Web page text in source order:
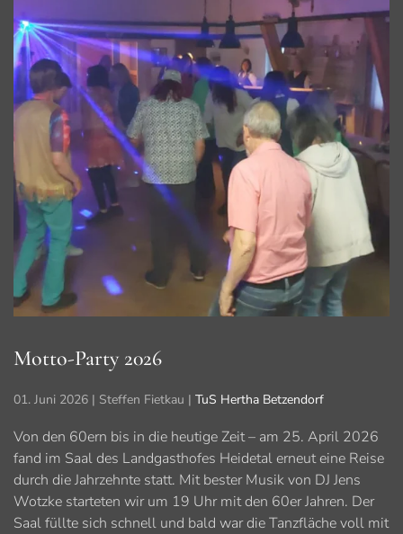
Motto-Party 2026
01. Juni 2026 | Steffen Fietkau | TuS Hertha Betzendorf
Von den 60ern bis in die heutige Zeit – am 25. April 2026
fand im Saal des Landgasthofes Heidetal erneut eine Reise
durch die Jahrzehnte statt. Mit bester Musik von DJ Jens
Wotzke starteten wir um 19 Uhr mit den 60er Jahren. Der
Saal füllte sich schnell und bald war die Tanzfläche voll mit